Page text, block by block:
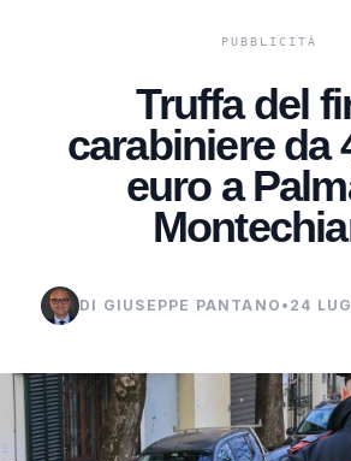
Truffa del
carabiniere da
euro a
DI GIUSEPPE PANTANO • 24